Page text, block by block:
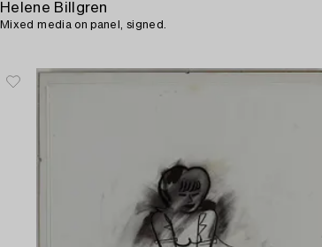
Helene Billgren
Mixed media on panel, signed.